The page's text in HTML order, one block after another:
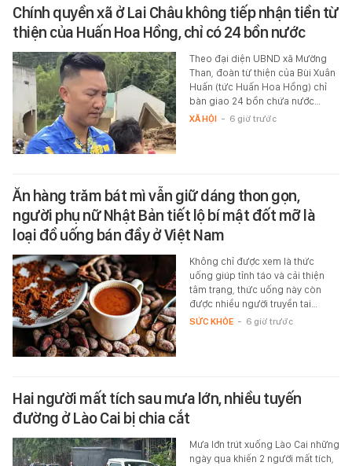
Chính quyền xã ở Lai Châu không tiếp nhận tiền từ
thiện của Huấn Hoa Hồng, chỉ có 24 bồn nước
Theo đại diện UBND xã Mường
Than, đoàn từ thiện của Bùi Xuân
Huấn (tức Huấn Hoa Hồng) chỉ
bàn giao 24 bồn chứa nước…
XÃ HỘI - 6 giờ trước
Ăn hàng trăm bát mì vẫn giữ dáng thon gọn,
người phụ nữ Nhật Bản tiết lộ bí mật đốt mỡ là
loại đồ uống bán đầy ở Việt Nam
Không chỉ được xem là thức
uống giúp tỉnh táo và cải thiện
tâm trạng, thức uống này còn
được nhiều người truyền tai…
SỨC KHỎE - 6 giờ trước
Hai người mất tích sau mưa lớn, nhiều tuyến
đường ở Lào Cai bị chia cắt
Mưa lớn trút xuống Lào Cai những
ngày qua khiến 2 người mất tích,